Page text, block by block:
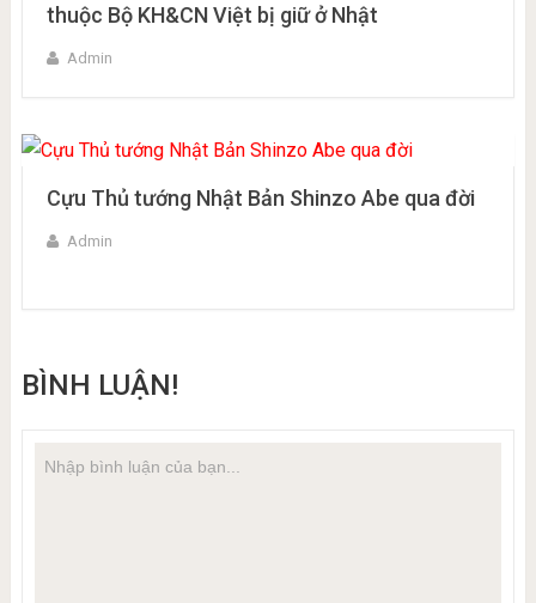
thuộc Bộ KH&CN Việt bị giữ ở Nhật
Admin
Cựu Thủ tướng Nhật Bản Shinzo Abe qua đời
Admin
BÌNH LUẬN!